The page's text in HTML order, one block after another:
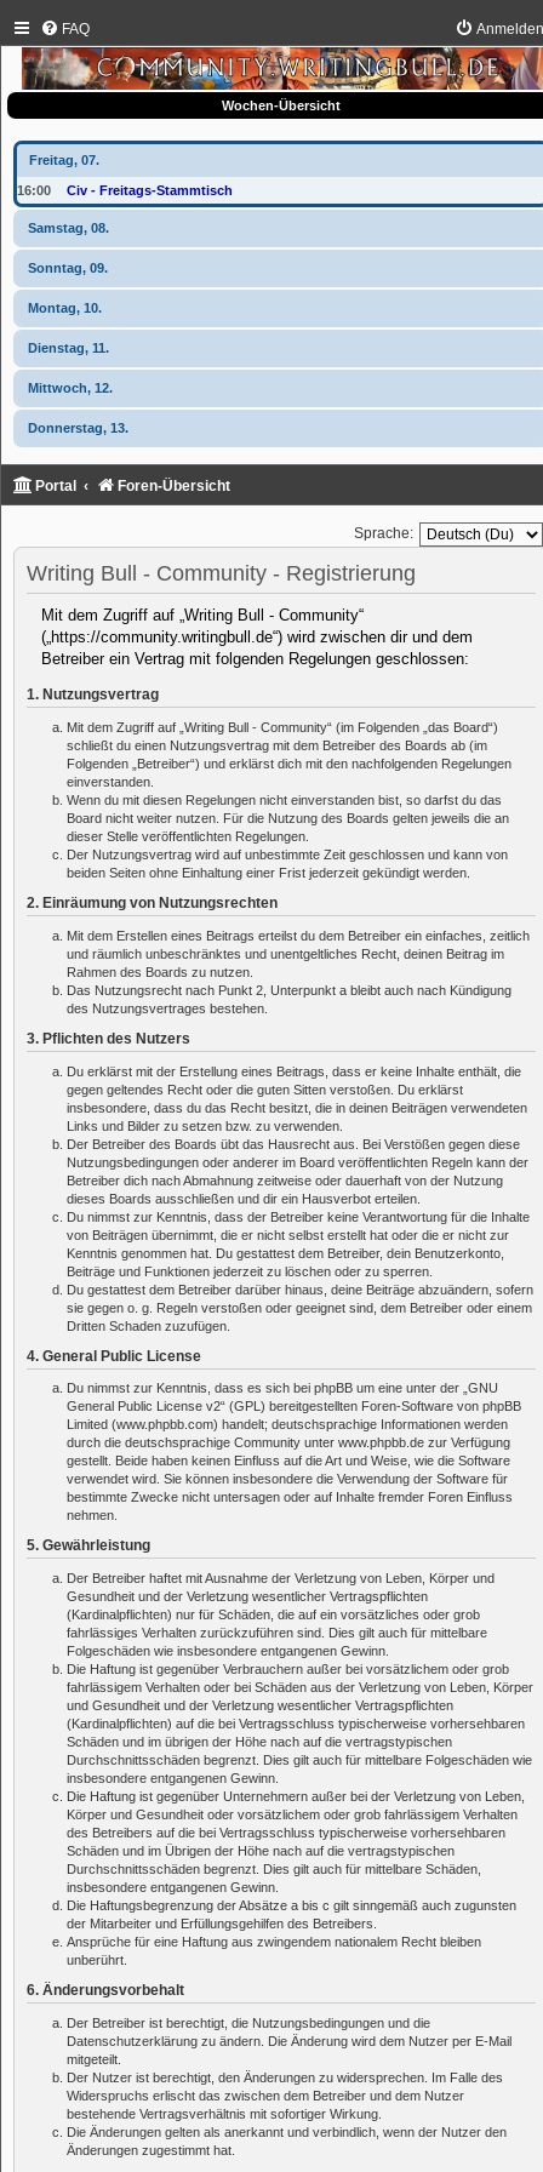
FAQ
Wochen-Übersicht
Freitag, 07.
16:00 Civ - Freitags-Stammtisch
Samstag, 08.
Sonntag, 09.
Montag, 10.
Dienstag, 11.
Mittwoch, 12.
Donnerstag, 13.
Portal Foren-Übersicht
Sprache:
Writing Bull - Community - Registrierung
Mit dem Zugriff auf „Writing Bull - Community“
(„https://community.writingbull.de“) wird zwischen dir und dem
Betreiber ein Vertrag mit folgenden Regelungen geschlossen:
1. Nutzungsvertrag
Mit dem Zugriff auf „Writing Bull - Community“ (im Folgenden „das Board“)
schließt du einen Nutzungsvertrag mit dem Betreiber des Boards ab (im
Folgenden „Betreiber“) und erklärst dich mit den nachfolgenden Regelungen
einverstanden.
Wenn du mit diesen Regelungen nicht einverstanden bist, so darfst du das
Board nicht weiter nutzen. Für die Nutzung des Boards gelten jeweils die an
dieser Stelle veröffentlichten Regelungen.
Der Nutzungsvertrag wird auf unbestimmte Zeit geschlossen und kann von
beiden Seiten ohne Einhaltung einer Frist jederzeit gekündigt werden.
2. Einräumung von Nutzungsrechten
Mit dem Erstellen eines Beitrags erteilst du dem Betreiber ein einfaches, zeitlich
und räumlich unbeschränktes und unentgeltliches Recht, deinen Beitrag im
Rahmen des Boards zu nutzen.
Das Nutzungsrecht nach Punkt 2, Unterpunkt a bleibt auch nach Kündigung
des Nutzungsvertrages bestehen.
3. Pflichten des Nutzers
Du erklärst mit der Erstellung eines Beitrags, dass er keine Inhalte enthält, die
gegen geltendes Recht oder die guten Sitten verstoßen. Du erklärst
insbesondere, dass du das Recht besitzt, die in deinen Beiträgen verwendeten
Links und Bilder zu setzen bzw. zu verwenden.
Der Betreiber des Boards übt das Hausrecht aus. Bei Verstößen gegen diese
Nutzungsbedingungen oder anderer im Board veröffentlichten Regeln kann der
Betreiber dich nach Abmahnung zeitweise oder dauerhaft von der Nutzung
dieses Boards ausschließen und dir ein Hausverbot erteilen.
Du nimmst zur Kenntnis, dass der Betreiber keine Verantwortung für die Inhalte
von Beiträgen übernimmt, die er nicht selbst erstellt hat oder die er nicht zur
Kenntnis genommen hat. Du gestattest dem Betreiber, dein Benutzerkonto,
Beiträge und Funktionen jederzeit zu löschen oder zu sperren.
Du gestattest dem Betreiber darüber hinaus, deine Beiträge abzuändern, sofern
sie gegen o. g. Regeln verstoßen oder geeignet sind, dem Betreiber oder einem
Dritten Schaden zuzufügen.
4. General Public License
Du nimmst zur Kenntnis, dass es sich bei phpBB um eine unter der „ GNU
General Public License v2“ (GPL) bereitgestellten Foren-Software von phpBB
Limited (www.phpbb.com) handelt; deutschsprachige Informationen werden
durch die deutschsprachige Community unter www.phpbb.de zur Verfügung
gestellt. Beide haben keinen Einfluss auf die Art und Weise, wie die Software
verwendet wird. Sie können insbesondere die Verwendung der Software für
bestimmte Zwecke nicht untersagen oder auf Inhalte fremder Foren Einfluss
nehmen.
5. Gewährleistung
Der Betreiber haftet mit Ausnahme der Verletzung von Leben, Körper und
Gesundheit und der Verletzung wesentlicher Vertragspflichten
(Kardinalpflichten) nur für Schäden, die auf ein vorsätzliches oder grob
fahrlässiges Verhalten zurückzuführen sind. Dies gilt auch für mittelbare
Folgeschäden wie insbesondere entgangenen Gewinn.
Die Haftung ist gegenüber Verbrauchern außer bei vorsätzlichem oder grob
fahrlässigem Verhalten oder bei Schäden aus der Verletzung von Leben, Körper
und Gesundheit und der Verletzung wesentlicher Vertragspflichten
(Kardinalpflichten) auf die bei Vertragsschluss typischerweise vorhersehbaren
Schäden und im übrigen der Höhe nach auf die vertragstypischen
Durchschnittsschäden begrenzt. Dies gilt auch für mittelbare Folgeschäden wie
insbesondere entgangenen Gewinn.
Die Haftung ist gegenüber Unternehmern außer bei der Verletzung von Leben,
Körper und Gesundheit oder vorsätzlichem oder grob fahrlässigem Verhalten
des Betreibers auf die bei Vertragsschluss typischerweise vorhersehbaren
Schäden und im Übrigen der Höhe nach auf die vertragstypischen
Durchschnittsschäden begrenzt. Dies gilt auch für mittelbare Schäden,
insbesondere entgangenen Gewinn.
Die Haftungsbegrenzung der Absätze a bis c gilt sinngemäß auch zugunsten
der Mitarbeiter und Erfüllungsgehilfen des Betreibers.
Ansprüche für eine Haftung aus zwingendem nationalem Recht bleiben
unberührt.
6. Änderungsvorbehalt
Der Betreiber ist berechtigt, die Nutzungsbedingungen und die
Datenschutzerklärung zu ändern. Die Änderung wird dem Nutzer per E-Mail
mitgeteilt.
Der Nutzer ist berechtigt, den Änderungen zu widersprechen. Im Falle des
Widerspruchs erlischt das zwischen dem Betreiber und dem Nutzer
bestehende Vertragsverhältnis mit sofortiger Wirkung.
Die Änderungen gelten als anerkannt und verbindlich, wenn der Nutzer den
Änderungen zugestimmt hat.